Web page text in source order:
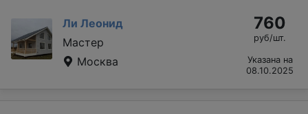
Ли Леонид
Мастер
Москва
760
руб/шт.
Указана на
08.10.2025